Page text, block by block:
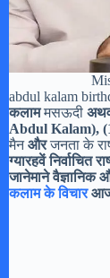
abdul kalam
कलाममसऊदी
Abdul Kalam),
मैनऔरजनता के
ग्यारहवें निर्वाचित
जानेमाने वैज्ञानिक
कलाम के विचारआज